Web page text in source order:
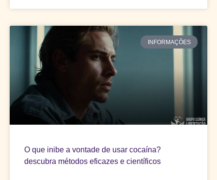
INFORMAÇÕES
O que inibe a vontade de usar cocaína?
descubra métodos eficazes e científicos